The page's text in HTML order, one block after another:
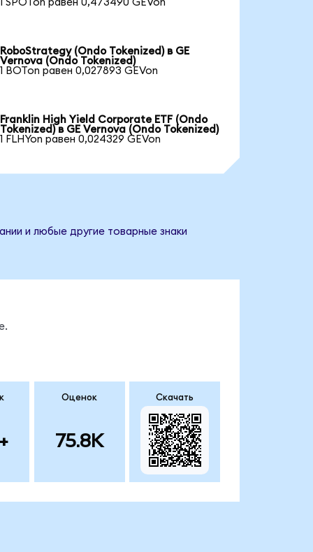
1 SPOTon равен 0,473490 GEVon
RoboStrategy (Ondo Tokenized) в GE
Vernova (Ondo Tokenized)
1 BOTon равен 0,027893 GEVon
Franklin High Yield Corporate ETF (Ondo
Tokenized) в GE Vernova (Ondo Tokenized)
1 FLHYon равен 0,024329 GEVon
и любые другие товарные знаки
Оценок
75.8K
Скачать